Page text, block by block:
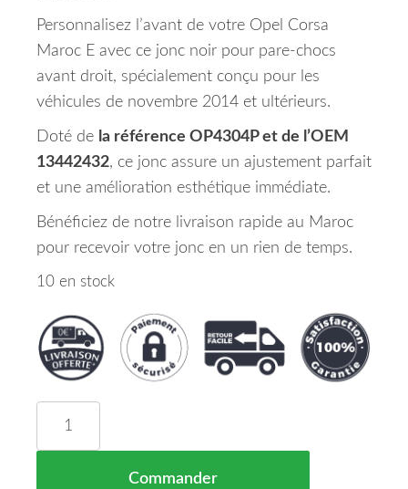
Personnalisez l’avant de votre Opel Corsa
Maroc E avec ce jonc noir pour pare-chocs
avant droit, spécialement conçu pour les
véhicules de novembre 2014 et ultérieurs.
Doté de la référence OP4304P et de l’OEM
13442432, ce jonc assure un ajustement parfait
et une amélioration esthétique immédiate.
Bénéficiez de notre livraison rapide au Maroc
pour recevoir votre jonc en un rien de temps.
10 en stock
Commander